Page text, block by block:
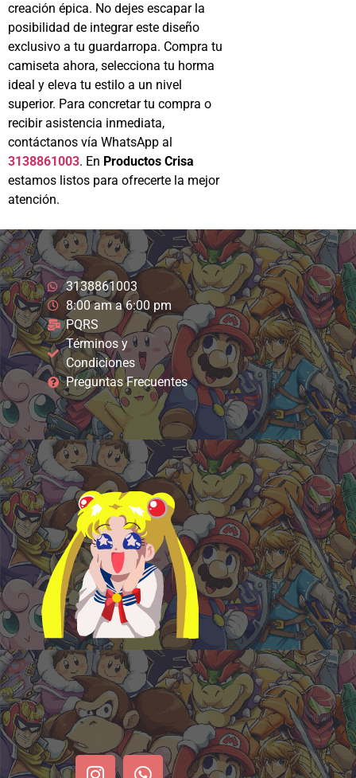
creación épica. No dejes escapar la
posibilidad de integrar este diseño
exclusivo a tu guardarropa. Compra tu
camiseta ahora, selecciona tu horma
ideal y eleva tu estilo a un nivel
superior. Para concretar tu compra o
recibir asistencia inmediata,
contáctanos vía WhatsApp al
3138861003. En Productos Crisa
estamos listos para ofrecerte la mejor
atención.
3138861003
8:00 am a 6:00 pm
PQRS
Términos y
Condiciones
Preguntas Frecuentes